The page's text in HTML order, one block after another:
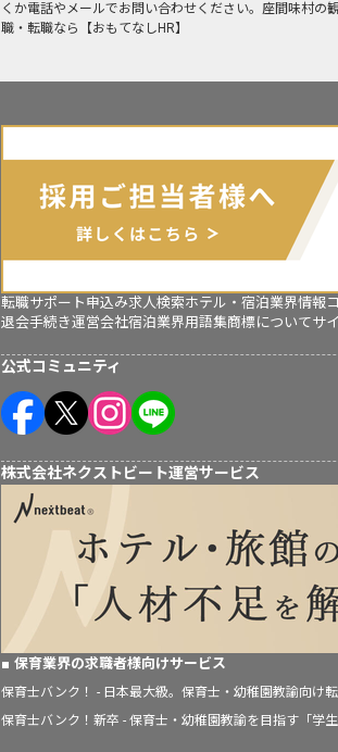
くか電話やメールでお問い合わせください。座間味村
職・転職なら【おもてなしHR】
転職サポート申込み求人検索ホテル・宿泊業界情報
退会手続き運営会社宿泊業界用語集商標についてサ
公式コミュニティ
株式会社ネクストビート運営サービス
保育業界の求職者様向けサービス
保育士バンク！ - 日本最大級。保育士・幼稚園教諭向け
保育士バンク！新卒 - 保育士・幼稚園教諭を目指す「学